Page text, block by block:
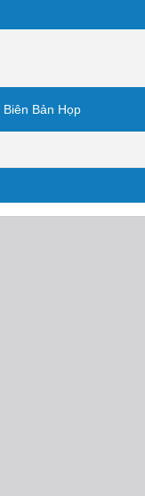
Biên Bản Họp